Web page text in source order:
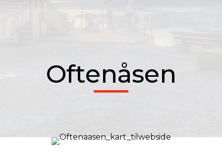
Oftenåsen